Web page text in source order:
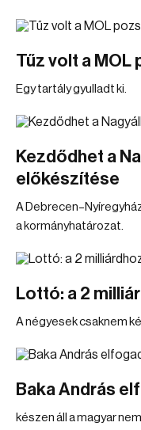
Tűz volt a
Egy tartály gyulladt ki.
Kezdődhet a
előkészítése
A
a kormányhatározat.
Lottó: a 2
A négyesek csaknem
Baka András
készen áll a magyar